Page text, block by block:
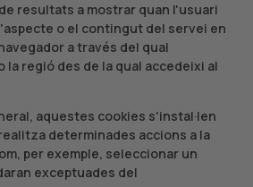
resultats a mostrar quan l'usuari
o el contingut del servei en
a través del qual
la regió des de la qual accedeixi al
aquestes cookies s'instal·len
determinades accions a la
per exemple, seleccionar un
exceptuades del